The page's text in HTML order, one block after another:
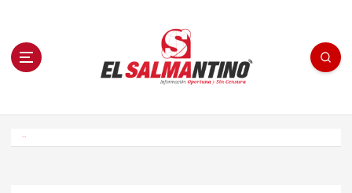
n El Salmantino - medios/noticias/editorial